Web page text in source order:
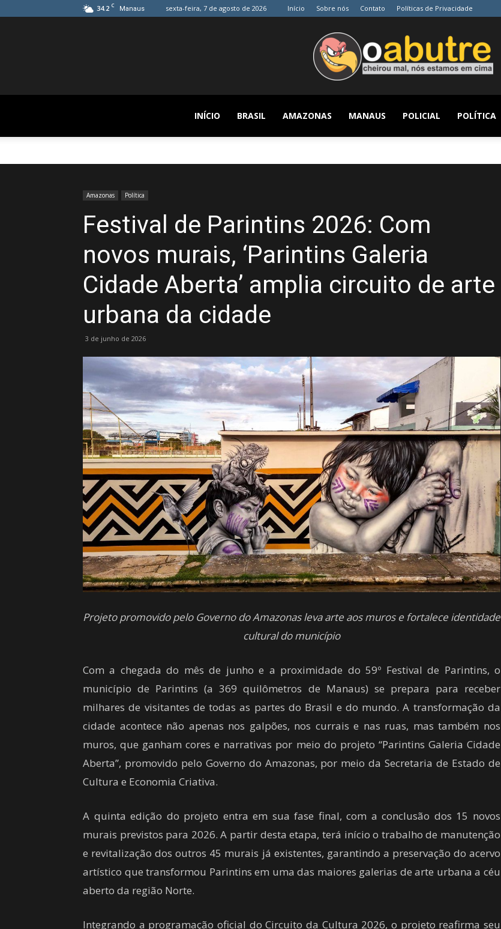
34.2 C Manaus sexta-feira, 7 de agosto de 2026 Início Sobre nós Contato Políticas de Privacidade
O
INÍCIO BRASIL AMAZONAS MANAUS POLICIAL POLÍTICA
Amazonas Política
Festival de Parintins 2026: Com
novos murais, ‘Parintins Galeria
Cidade Aberta’ amplia circuito de arte
urbana da cidade
3 de junho de 2026
Projeto promovido pelo Governo do Amazonas leva arte aos muros e fortalece identidade
cultural do município
Com a chegada do mês de junho e a proximidade do 59º Festival de Parintins, o
município de Parintins (a 369 quilômetros de Manaus) se prepara para receber
milhares de visitantes de todas as partes do Brasil e do mundo. A transformação da
cidade acontece não apenas nos galpões, nos currais e nas ruas, mas também nos
muros, que ganham cores e narrativas por meio do projeto “Parintins Galeria Cidade
Aberta”, promovido pelo Governo do Amazonas, por meio da Secretaria de Estado de
Cultura e Economia Criativa.
A quinta edição do projeto entra em sua fase final, com a conclusão dos 15 novos
murais previstos para 2026. A partir desta etapa, terá início o trabalho de manutenção
e revitalização dos outros 45 murais já existentes, garantindo a preservação do acervo
artístico que transformou Parintins em uma das maiores galerias de arte urbana a céu
aberto da região Norte.
Integrando a programação oficial do Circuito da Cultura 2026, o projeto reafirma seu